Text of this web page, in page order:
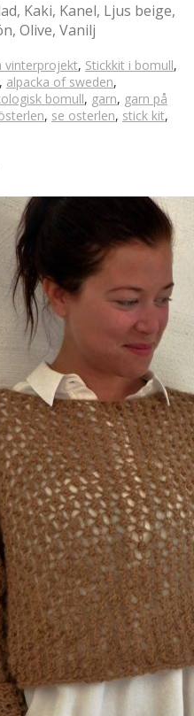
Kaki, Kanel, Ljus beige,
Olive, Vanilj
vinterprojekt, Stickkit i bomull,
, alpacka of sweden,
bomull, garn, garn på
, se osterlen, stick kit,